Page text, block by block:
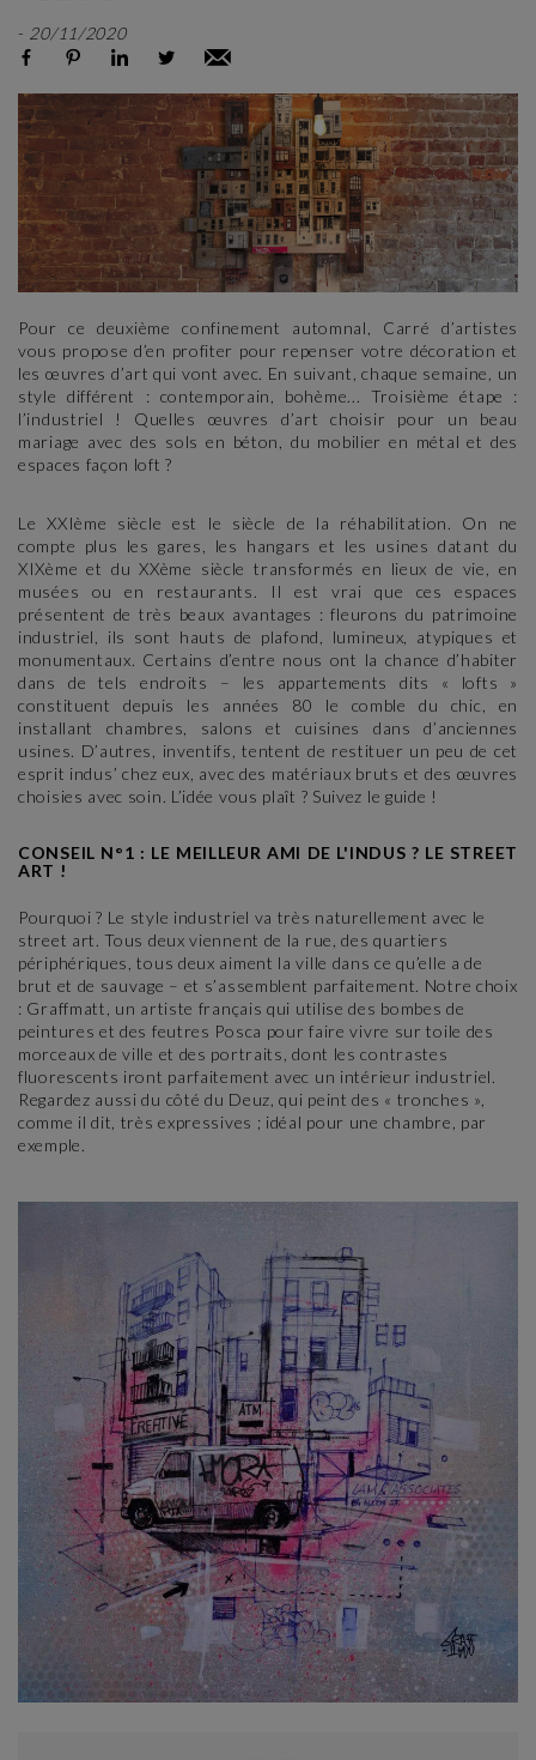
- 20/11/2020
Pour ce deuxième confinement automnal, Carré d’artistes
vous propose d’en profiter pour repenser votre décoration et
les œuvres d’art qui vont avec. En suivant, chaque semaine, un
style différent : contemporain, bohème... Troisième étape :
l’industriel ! Quelles œuvres d’art choisir pour un beau
mariage avec des sols en béton, du mobilier en métal et des
espaces façon loft ?
Le XXIème siècle est le siècle de la réhabilitation. On ne
compte plus les gares, les hangars et les usines datant du
XIXème et du XXème siècle transformés en lieux de vie, en
musées ou en restaurants. Il est vrai que ces espaces
présentent de très beaux avantages : fleurons du patrimoine
industriel, ils sont hauts de plafond, lumineux, atypiques et
monumentaux. Certains d’entre nous ont la chance d’habiter
dans de tels endroits – les appartements dits « lofts »
constituent depuis les années 80 le comble du chic, en
installant chambres, salons et cuisines dans d’anciennes
usines. D’autres, inventifs, tentent de restituer un peu de cet
esprit indus’ chez eux, avec des matériaux bruts et des œuvres
choisies avec soin. L’idée vous plaît ? Suivez le guide !
CONSEIL N°1 : LE MEILLEUR AMI DE L'INDUS ? LE STREET
ART !
Pourquoi ? Le style industriel va très naturellement avec le
street art. Tous deux viennent de la rue, des quartiers
périphériques, tous deux aiment la ville dans ce qu’elle a de
brut et de sauvage – et s’assemblent parfaitement. Notre choix
: Graffmatt, un artiste français qui utilise des bombes de
peintures et des feutres Posca pour faire vivre sur toile des
morceaux de ville et des portraits, dont les contrastes
fluorescents iront parfaitement avec un intérieur industriel.
Regardez aussi du côté du Deuz, qui peint des « tronches »,
comme il dit, très expressives ; idéal pour une chambre, par
exemple.